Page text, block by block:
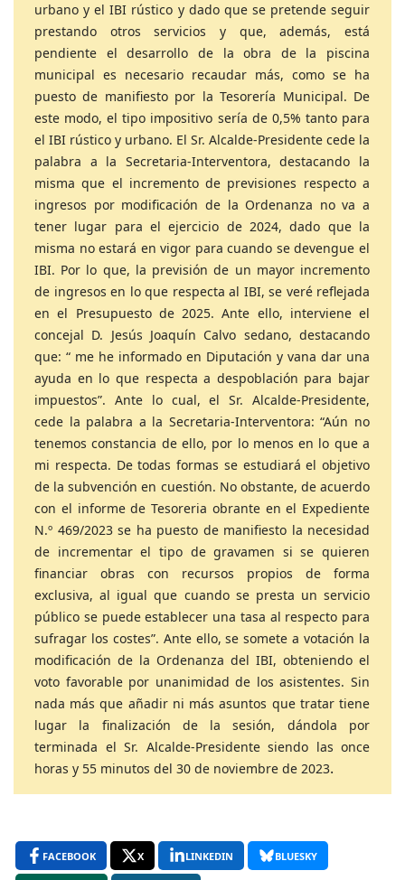
urbano y el IBI rústico y dado que se pretende seguir
prestando otros servicios y que, además, está
pendiente el desarrollo de la obra de la piscina
municipal es necesario recaudar más, como se ha
puesto de manifiesto por la Tesorería Municipal. De
este modo, el tipo impositivo sería de 0,5% tanto para
el IBI rústico y urbano. El Sr. Alcalde-Presidente cede la
palabra a la Secretaria-Interventora, destacando la
misma que el incremento de previsiones respecto a
ingresos por modificación de la Ordenanza no va a
tener lugar para el ejercicio de 2024, dado que la
misma no estará en vigor para cuando se devengue el
IBI. Por lo que, la previsión de un mayor incremento
de ingresos en lo que respecta al IBI, se veré reflejada
en el Presupuesto de 2025. Ante ello, interviene el
concejal D. Jesús Joaquín Calvo sedano, destacando
que: “ me he informado en Diputación y vana dar una
ayuda en lo que respecta a despoblación para bajar
impuestos”. Ante lo cual, el Sr. Alcalde-Presidente,
cede la palabra a la Secretaria-Interventora: “Aún no
tenemos constancia de ello, por lo menos en lo que a
mi respecta. De todas formas se estudiará el objetivo
de la subvención en cuestión. No obstante, de acuerdo
con el informe de Tesoreria obrante en el Expediente
N.º 469/2023 se ha puesto de manifiesto la necesidad
de incrementar el tipo de gravamen si se quieren
financiar obras con recursos propios de forma
exclusiva, al igual que cuando se presta un servicio
público se puede establecer una tasa al respecto para
sufragar los costes”. Ante ello, se somete a votación la
modificación de la Ordenanza del IBI, obteniendo el
voto favorable por unanimidad de los asistentes. Sin
nada más que añadir ni más asuntos que tratar tiene
lugar la finalización de la sesión, dándola por
terminada el Sr. Alcalde-Presidente siendo las once
horas y 55 minutos del 30 de noviembre de 2023.
FACEBOOK X LINKEDIN BLUESKY